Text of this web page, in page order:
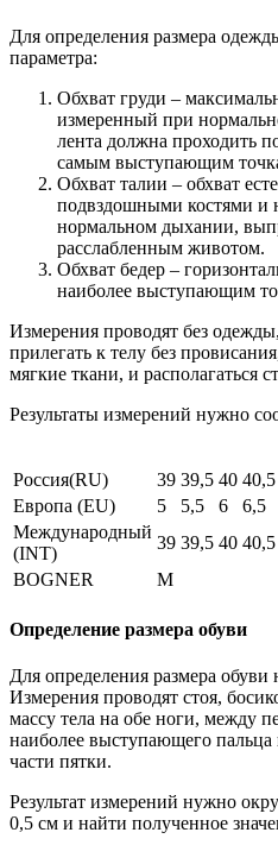
Для определения размера
параметра:
Обхват груди –
измеренный при
лента должна проходить
самым выступающим
Обхват талии – обхват
подвздошными костями
нормальном дыхании,
расслабленным животом.
Обхват бедер –
наиболее выступающим
Измерения проводят без
прилегать к телу без
мягкие ткани, и располагаться
Результаты измерений нужно
Россия(RU) 39 39,5 40 40,5
Европа (EU)
5 5,5 6 6,5
Международный
(INT)
39 39,5 40 40,5
BOGNER
M
Определение размера обуви
Для определения размера
Измерения проводят стоя,
массу тела на обе ноги, между
наиболее выступающего
части пятки.
Результат измерений нужно
0,5 см и найти полученное